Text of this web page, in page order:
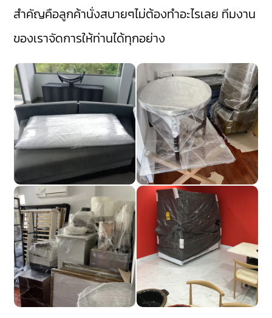
สำคัญคือลูกค้านั่งสบายๆไม่ต้องทำอะไรเลย ทีมงาน
ของเราจัดการให้ท่านได้ทุกอย่าง